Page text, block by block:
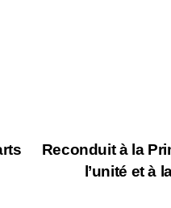
Reconduit à la
l’unité et à